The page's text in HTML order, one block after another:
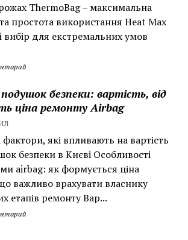
ThermoBag – максимальна
простота використання Heat Max
вибір для екстремальних умов
безпеки: вартість, від
ціна ремонту Airbag
які впливають на вартість
безпеки в Києві Особливості
airbag: як формується ціна
важливо врахувати власнику
етапів ремонту Вар...